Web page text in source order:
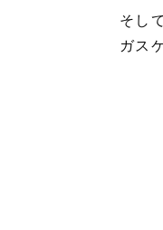
そし
ガス